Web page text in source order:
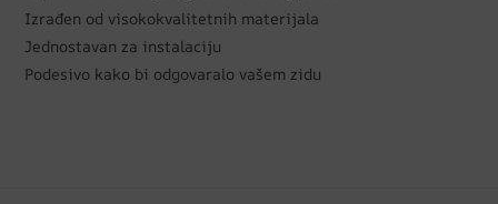
Izrađen od visokokvalitetnih materijala
Jednostavan za instalaciju
Podesivo kako bi odgovaralo vašem zidu